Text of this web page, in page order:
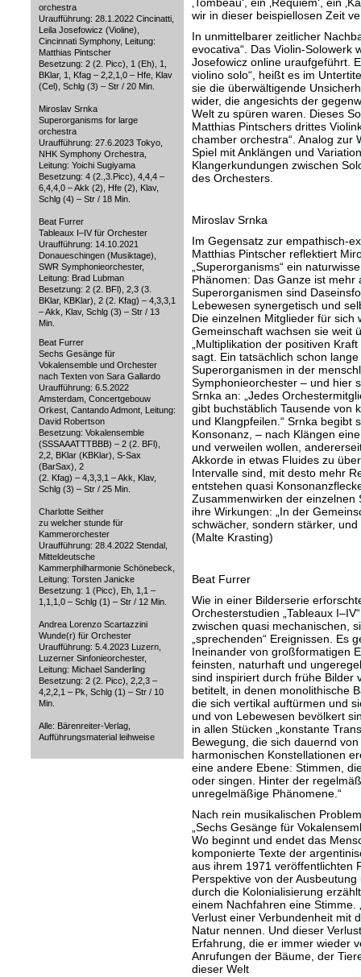
orchestra
Uraufführung: 28.1.2022 Cincinatti,
Leila Josefowicz (Violine),
Cincinnati Symphony, Leitung:
Matthias Pintscher
Besetzung: 2 (2. Picc), 1 (Eh), 1,
BKlar, 1, Kfag – 2,2,1,0 – Hfe, Klav
(Cel), Schlg (3) – Str / 20 Min.
Miroslav Srnka
Superorganisms for large
orchestra
Uraufführung: 27.6.2023 Tokyo,
NHK Symphony Orchestra,
Leitung: Yoichi Sugiyama
Besetzung: 4 (2.,3.Picc), 4,4,4 –
6,4,4,0 – Akk (2), Hfe (2), Klav,
Schlg (4) – Str / 18 Min.
Beat Furrer
Tableaux I–IV für Orchester
Uraufführung: 14.10.2021
Donaueschingen (Musiktage),
SWR Symphonieorchester,
Leitung: Brad Lubman
Besetzung: 2 (2. BFl), 2,3 (3.
BKlar, KBKlar), 2 (2. Kfag) – 4,3,3,1
– Akk, Klav, Schlg (3) – Str / 13
Min.
Beat Furrer
Sechs Gesänge für
Vokalensemble und Orchester
nach Texten von Sara Gallardo
Uraufführung: 6.5.2022
Amsterdam, Concertgebouw
Orkest, Cantando Admont, Leitung:
David Robertson
Besetzung: Vokalensemble
(SSSAAATTTBBB) – 2 (2. BFl),
2,2, BKlar (KBKlar), S-Sax
(BarSax), 2
(2. Kfag) – 4,3,3,1 – Akk, Klav,
Schlg (3) – Str / 25 Min.
Charlotte Seither
zu welcher stunde für
Kammerorchester
Uraufführung: 28.4.2022 Stendal,
Mitteldeutsche
Kammerphilharmonie Schönebeck,
Leitung: Torsten Janicke
Besetzung: 1 (Picc), Eh, 1,1 –
1,1,1,0 – Schlg (1) – Str / 12 Min.
Andrea Lorenzo Scartazzini
Wunde(r) für Orchester
Uraufführung: 5.4.2023 Luzern,
Luzerner Sinfonieorchester,
Leitung: Michael Sanderling
Besetzung: 2 (2. Picc), 2,2,3 –
4,2,2,1 – Pk, Schlg (1) – Str / 10
Min.
Alle: Bärenreiter-Verlag,
Aufführungsmaterial leihweise
wir in dieser beispiellosen Zeit
In unmittelbarer zeitlicher
evocativa“. Das Violin-Solowerk
Josefowicz online uraufgeführt.
violino solo“, heißt es im
sie die überwältigende
wider, die angesichts der
Welt zu spüren waren. Dieses
Matthias Pintschers drittes
chamber orchestra“. Analog zur
Spiel mit Anklängen und
Klangerkundungen zwischen
des Orchesters.
Miroslav Srnka
Im Gegensatz zur empathisch-
Matthias Pintscher reflektiert
„Superorganisms“ ein
Phänomen: Das Ganze ist mehr
Superorganismen sind
Lebewesen synergetisch und
Die einzelnen Mitglieder für sich
Gemeinschaft wachsen sie weit
„Multiplikation der positiven
sagt. Ein tatsächlich schon
Superorganismen in der
Symphonieorchester – und hier
Srnka an: „Jedes
gibt buchstäblich Tausende von
und Klangpfeilen.“ Srnka begibt
Konsonanz, – nach Klängen
und verweilen wollen,
Akkorde in etwas Fluides zu
Intervalle sind, mit desto mehr
entstehen quasi
Zusammenwirken der einzelnen
ihre Wirkungen: „In der
schwächer, sondern stärker,
(Malte Krasting)
Beat Furrer
Wie in einer Bilderserie
Orchesterstudien „Tableaux
zwischen quasi mechanischen,
„sprechenden“ Ereignissen. Es
Ineinander von großformatigen
feinsten, naturhaft und
sind inspiriert durch frühe Bilder
betitelt, in denen monolithische
die sich vertikal auftürmen und
und von Lebewesen bevölkert
in allen Stücken „konstante
Bewegung, die sich dauernd
harmonischen Konstellationen
eine andere Ebene: Stimmen,
oder singen. Hinter der
unregelmäßige Phänomene.“
Nach rein musikalischen
„Sechs Gesänge für
Wo beginnt und endet das
komponierte Texte der
aus ihrem 1971 veröffentlichten
Perspektive von der
durch die Kolonialisierung
einem Nachfahren eine Stimme.
Verlust einer Verbundenheit mit
Natur nennen. Und dieser
Erfahrung, die er immer wieder
Anrufungen der Bäume, der
dieser Welt